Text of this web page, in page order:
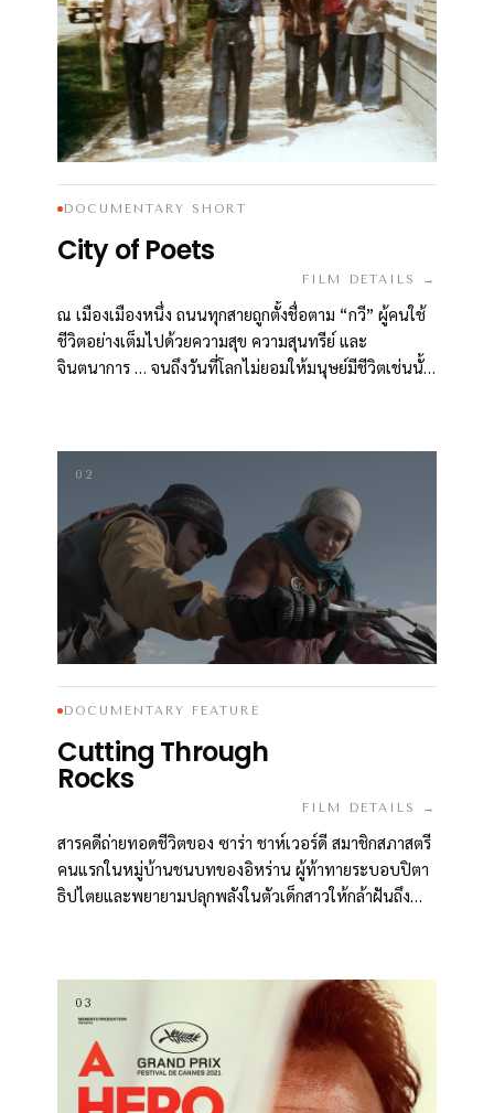
DOCUMENTARY SHORT
City of Poets
FILM DETAILS →
ณ เมืองเมืองหนึ่ง ถนนทุกสายถูกตั้งชื่อตาม “กวี” ผู้คนใช้
ชีวิตอย่างเต็มไปด้วยความสุข ความสุนทรีย์ และ
จินตนาการ … จนถึงวันที่โลกไม่ยอมให้มนุษย์มีชีวิตเช่นนั้น
02
DOCUMENTARY FEATURE
Cutting Through
Rocks
FILM DETAILS →
สารคดีถ่ายทอดชีวิตของ ซาร่า ชาห์เวอร์ดี สมาชิกสภาสตรี
คนแรกในหมู่บ้านชนบทของอิหร่าน ผู้ท้าทายระบอบปิตา
ธิปไตยและพยายามปลุกพลังในตัวเด็กสาวให้กล้าฝันถึง
03